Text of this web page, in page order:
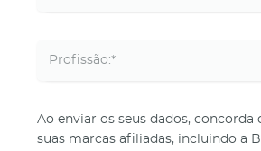
Ao enviar os seus dados, concorda
suas marcas afiliadas, incluindo a